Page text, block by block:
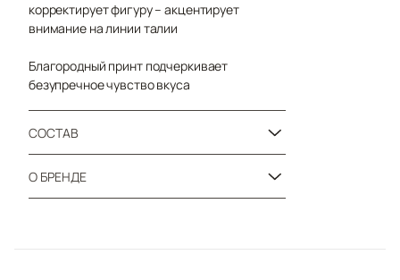
корректирует фигуру – акцентирует
внимание на линии талии
Благородный принт подчеркивает
безупречное чувство вкуса
СОСТАВ
О БРЕНДЕ